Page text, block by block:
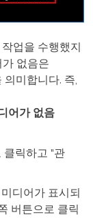
업을 수행했지
없음은
미합니다. 즉,
어가 없음
클릭하고 "관
디어가 표시되
버튼으로 클릭